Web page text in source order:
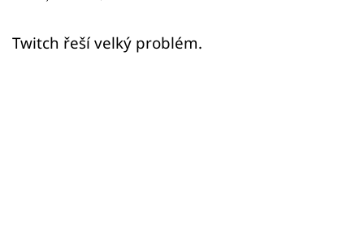
Sledujte nás
Twitch řeší velký problém.